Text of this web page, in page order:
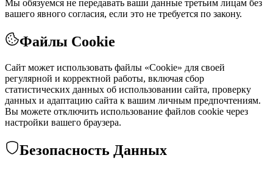
Мы обязуемся не передавать ваши данные третьим лицам без
вашего явного согласия, если это не требуется по закону.
Файлы Cookie
Сайт может использовать файлы «Cookie» для своей
регулярной и корректной работы, включая сбор
статистических данных об использовании сайта, проверку
данных и адаптацию сайта к вашим личным предпочтениям.
Вы можете отключить использование файлов cookie через
настройки вашего браузера.
Безопасность Данных